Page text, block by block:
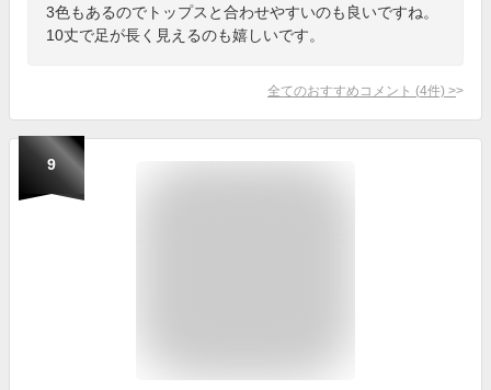
3色もあるのでトップスと合わせやすいのも良いですね。
10丈で足が長く見えるのも嬉しいです。
全てのおすすめコメント (4件) >
9